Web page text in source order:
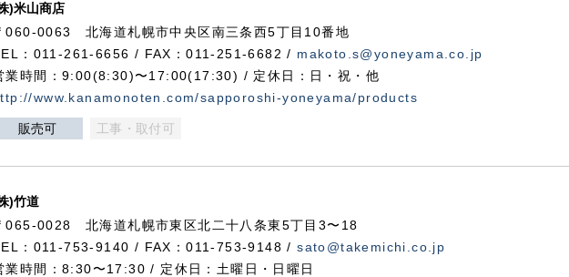
)米山商店
060-0063 北海道札幌市中央区南三条西5丁目10番地
：011-261-6656 / FAX：011-251-6682 / makoto.s@yoneyama.co.jp
業時間：9:00(8:30)〜17:00(17:30) / 定休日：日・祝・他
www.kanamonoten.com/sapporoshi-yoneyama/products
販売可 工事・取付可
)竹道
065-0028 北海道札幌市東区北二十八条東5丁目3〜18
：011-753-9140 / FAX：011-753-9148 /sato@takemichi.co.jp
業時間：8:30〜17:30 / 定休日：土曜日・日曜日